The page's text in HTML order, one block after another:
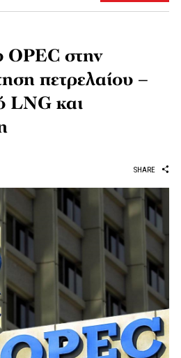
OPEC στην
πετρελαίου –
LNG και
SHARE